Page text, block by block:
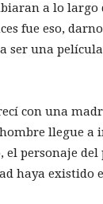
a lo largo
fue eso,
ser una
con una
llegue a
personaje del
haya existido